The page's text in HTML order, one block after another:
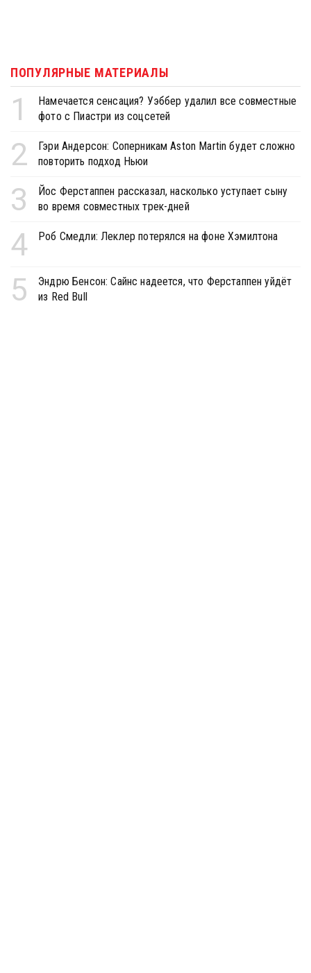
ПОПУЛЯРНЫЕ МАТЕРИАЛЫ
1
Намечается сенсация? Уэббер удалил все совместные
фото с Пиастри из соцсетей
2
Гэри Андерсон: Соперникам Aston Martin будет сложно
повторить подход Ньюи
3
Йос Ферстаппен рассказал, насколько уступает сыну
во время совместных трек-дней
4 Роб Смедли: Леклер потерялся на фоне Хэмилтона
5
Эндрю Бенсон: Сайнс надеется, что Ферстаппен уйдёт
из Red Bull